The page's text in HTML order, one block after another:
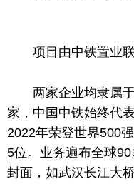
项目由中铁置业
两家企业均隶属
家， 中国 中铁始终代
2022年荣登世界500
5位。业务遍布全球
封面，如武汉长江大